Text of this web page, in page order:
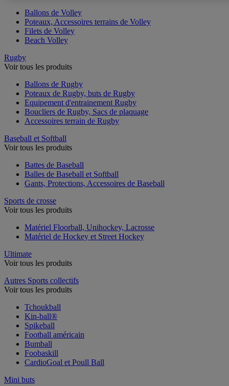
Ballons de Volley
Poteaux, Accessoires terrains de Volley
Filets de Volley
Beach Volley
Rugby
Voir tous les produits
Ballons de Rugby
Poteaux de Rugby, buts de Rugby
Equipement d'entrainement Rugby
Boucliers de Rugby, Sacs de plaquage
Accessoires terrain de Rugby
Baseball et Softball
Voir tous les produits
Battes de Baseball
Balles de Baseball et Softball
Gants, Protections, Accessoires de Baseball
Sports de crosse
Voir tous les produits
Matériel Floorball, Unihockey, Lacrosse
Matériel de Hockey et Street Hockey
Ultimate
Voir tous les produits
Autres Sports collectifs
Voir tous les produits
Tchoukball
Kin-ball®
Spikeball
Football américain
Bumball
Foobaskill
CardioGoal et Poull Ball
Mini buts